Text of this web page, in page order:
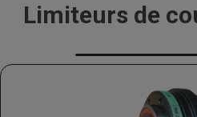
Limiteurs de